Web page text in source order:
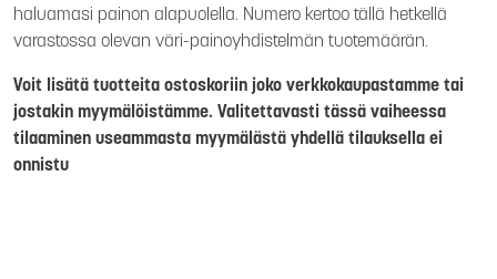
haluamasi painon alapuolella. Numero kertoo tällä hetkellä
varastossa olevan väri-painoyhdistelmän tuotemäärän.
Voit lisätä tuotteita ostoskoriin joko verkkokaupastamme tai
jostakin myymälöistämme. Valitettavasti tässä vaiheessa
tilaaminen useammasta myymälästä yhdellä tilauksella ei
onnistu